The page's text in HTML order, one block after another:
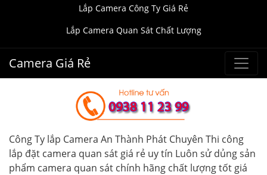
Lắp Camera Công Ty Giá Rẻ
Lắp Camera Quan Sát Chất Lượng
Camera Giá Rẻ
Công Ty lắp Camera An Thành Phát Chuyên Thi công
lắp đặt camera quan sát giá rẻ uy tín Luôn sử dủng sản
phẩm camera quan sát chính hãng chất lượng tốt giá